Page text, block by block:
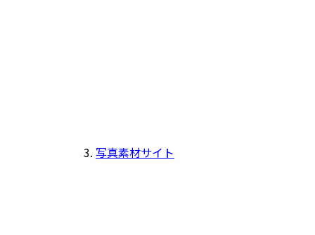
写真素材サイト